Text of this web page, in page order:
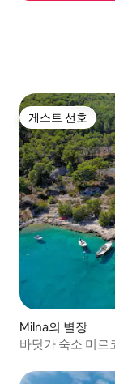
게스트 선호
게스트 선호
Milna의 별장
바닷가 숙소 미르